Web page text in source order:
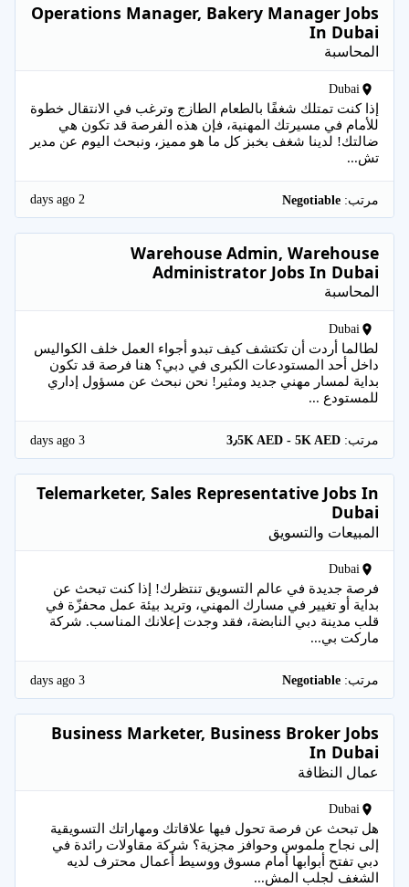
Operations Manager, Bakery Manager Jobs
In Dubai
المحاسبة
Dubai
إذا كنت تمتلك شغفًا بالطعام الطازج وترغب في الانتقال خطوة
للأمام في مسيرتك المهنية، فإن هذه الفرصة قد تكون هي
ضالتك! لدينا شغف بخبز كل ما هو مميز، ونبحث اليوم عن مدير
تش...
مرتب: 2 days ago
Warehouse Admin, Warehouse
Administrator Jobs In Dubai
المحاسبة
Dubai
لطالما أردت أن تكتشف كيف تبدو أجواء العمل خلف الكواليس
داخل أحد المستودعات الكبرى في دبي؟ هنا فرصة قد تكون
بداية لمسار مهني جديد ومثير! نحن نبحث عن مسؤول إداري
للمستودع ...
مرتب: 3 days ago
Telemarketer, Sales Representative Jobs In
Dubai
المبيعات والتسويق
Dubai
فرصة جديدة في عالم التسويق تنتظرك! إذا كنت تبحث عن
بداية أو تغيير في مسارك المهني، وتريد بيئة عمل محفزّة في
قلب مدينة دبي النابضة، فقد وجدت إعلانك المناسب. شركة
ماركت بي...
مرتب: 3 days ago
Business Marketer, Business Broker Jobs
In Dubai
عمال النظافة
Dubai
هل تبحث عن فرصة تحول فيها علاقاتك ومهاراتك التسويقية
إلى نجاح ملموس وحوافز مجزية؟ شركة مقاولات رائدة في
دبي تفتح أبوابها أمام مسوق ووسيط أعمال محترف لديه
الشغف لجلب المش...